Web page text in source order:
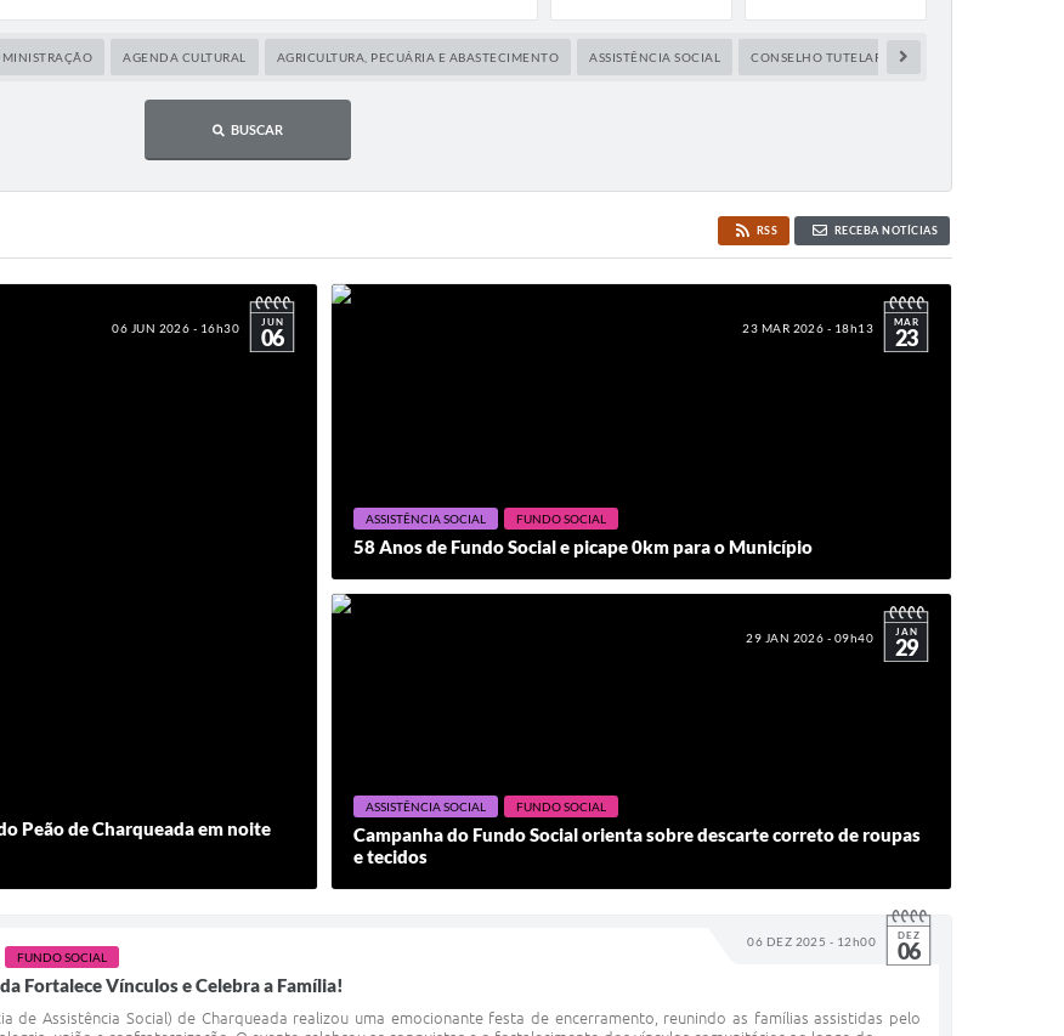
AGENDA CULTURAL AGRICULTURA, PECUÁRIA E ABASTECIMENTO ASSISTÊNCIA SOCIAL CONSELHO TUTELAR
BUSCAR
RSS RECEBA NOTÍCIAS
06 JUN 2026 - 16h30 JUN
06
Peão de Charqueada em noite
23 MAR 2026 - 18h13 MAR
23
ASSISTÊNCIA SOCIAL FUNDO SOCIAL
58 Anos de Fundo Social e picape 0km para o Município
29 JAN 2026 - 09h40 JAN
29
ASSISTÊNCIA SOCIAL FUNDO SOCIAL
Campanha do Fundo Social orienta sobre descarte correto de roupas
e tecidos
06 DEZ 2025 - 12h00 DEZ
06
FUNDO SOCIAL
Fortalece Vínculos e Celebra a Família!
de Assistência Social) de Charqueada realizou uma emocionante festa de encerramento, reunindo as famílias assistidas pelo